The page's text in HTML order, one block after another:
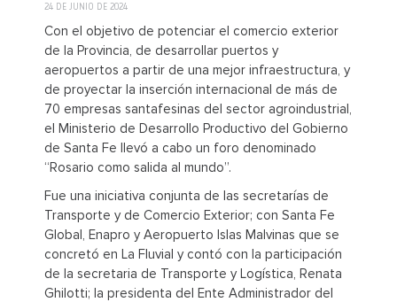
24 DE JUNIO DE 2024
Con el objetivo de potenciar el comercio exterior
de la Provincia, de desarrollar puertos y
aeropuertos a partir de una mejor infraestructura, y
de proyectar la inserción internacional de más de
70 empresas santafesinas del sector agroindustrial,
el Ministerio de Desarrollo Productivo del Gobierno
de Santa Fe llevó a cabo un foro denominado
“Rosario como salida al mundo”.
Fue una iniciativa conjunta de las secretarías de
Transporte y de Comercio Exterior; con Santa Fe
Global, Enapro y Aeropuerto Islas Malvinas que se
concretó en La Fluvial y contó con la participación
de la secretaria de Transporte y Logística, Renata
Ghilotti; la presidenta del Ente Administrador del